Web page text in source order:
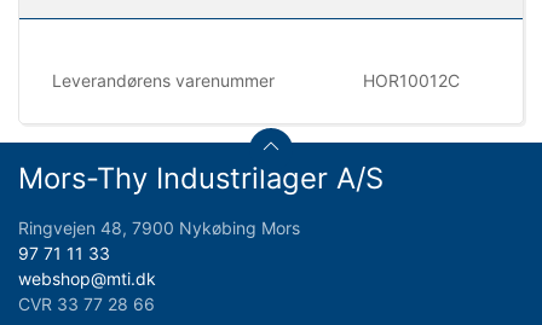
Leverandørens varenummer HOR10012C
Mors-Thy Industrilager A/S
Ringvejen 48, 7900 Nykøbing Mors
97 71 11 33
webshop@mti.dk
CVR 33 77 28 66